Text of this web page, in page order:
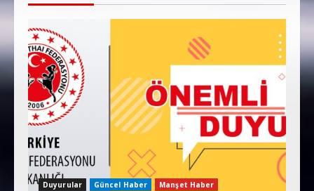
Duyurular Güncel Haber Manşet Haber